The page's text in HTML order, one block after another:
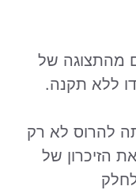
מהתצוגה של
ללא תקנה.
להרוס לא רק
הזיכרון של